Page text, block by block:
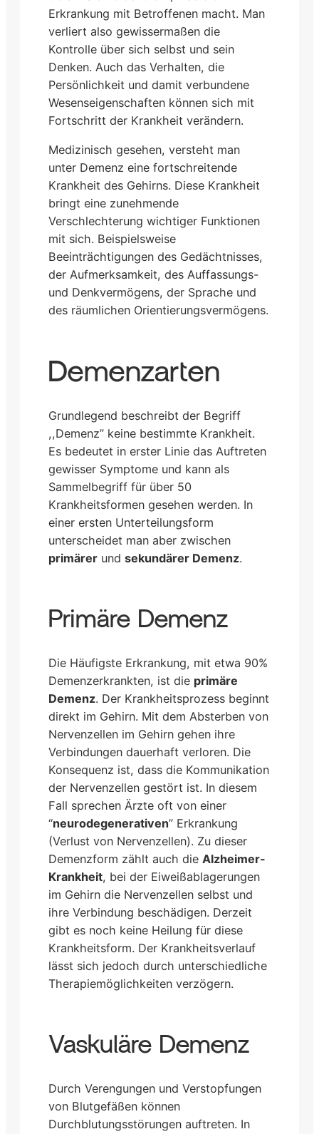
Erkrankung mit Betroffenen macht. Man
verliert also gewissermaßen die
Kontrolle über sich selbst und sein
Denken. Auch das Verhalten, die
Persönlichkeit und damit verbundene
Wesenseigenschaften können sich mit
Fortschritt der Krankheit verändern.
Medizinisch gesehen, versteht man
unter Demenz eine fortschreitende
Krankheit des Gehirns. Diese Krankheit
bringt eine zunehmende
Verschlechterung wichtiger Funktionen
mit sich. Beispielsweise
Beeinträchtigungen des Gedächtnisses,
der Aufmerksamkeit, des Auffassungs-
und Denkvermögens, der Sprache und
des räumlichen Orientierungsvermögens.
Demenzarten
Grundlegend beschreibt der Begriff
,,Demenz” keine bestimmte Krankheit.
Es bedeutet in erster Linie das Auftreten
gewisser Symptome und kann als
Sammelbegriff für über 50
Krankheitsformen gesehen werden. In
einer ersten Unterteilungsform
unterscheidet man aber zwischen
primärer und sekundärer Demenz.
Primäre Demenz
Die Häufigste Erkrankung, mit etwa 90%
Demenzerkrankten, ist die primäre
Demenz. Der Krankheitsprozess beginnt
direkt im Gehirn. Mit dem Absterben von
Nervenzellen im Gehirn gehen ihre
Verbindungen dauerhaft verloren. Die
Konsequenz ist, dass die Kommunikation
der Nervenzellen gestört ist. In diesem
Fall sprechen Ärzte oft von einer
“neuro­degenera­tiven” Erkrankung
(Verlust von Nervenzellen). Zu dieser
Demenzform zählt auch die Alzheimer-
Krankheit, bei der Eiweißablagerungen
im Gehirn die Nervenzellen selbst und
ihre Verbindung beschädigen. Derzeit
gibt es noch keine Heilung für diese
Krankheitsform. Der Krankheitsverlauf
lässt sich jedoch durch unterschiedliche
Therapiemöglichkeiten verzögern.
Vaskuläre Demenz
Durch Verengungen und Verstopfungen
von Blutgefäßen können
Durchblutungsstörungen auftreten. In